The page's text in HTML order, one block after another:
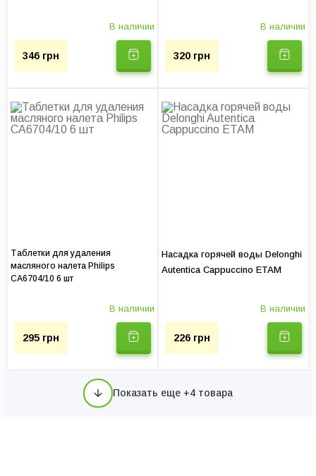
Услуг в прайсе:
Цена диагностики: 250 грн
Доставка по Киеву: 375 грн
В наличии
346 грн
В наличии
320 грн
Таблетки для удаления
масляного налета Philips
CA6704/10 6 шт
В наличии
295 грн
Насадка горячей воды Delonghi
Autentica Cappuccino ETAM
В наличии
226 грн
Показать еще +4 товара